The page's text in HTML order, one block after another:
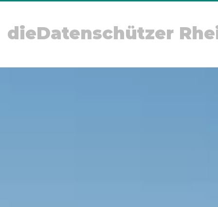
dieDatenschützer